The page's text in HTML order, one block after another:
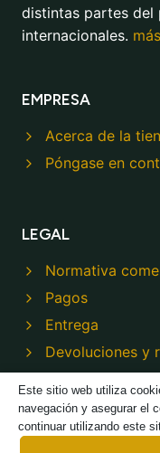
distintas partes del
internacionales. más
EMPRESA
Acerca de la
Póngase en
LEGAL
Normativa
Pagos
Entrega
Devoluciones y
Este sitio web utiliza
navegación y asegurar el
continuar utilizando este